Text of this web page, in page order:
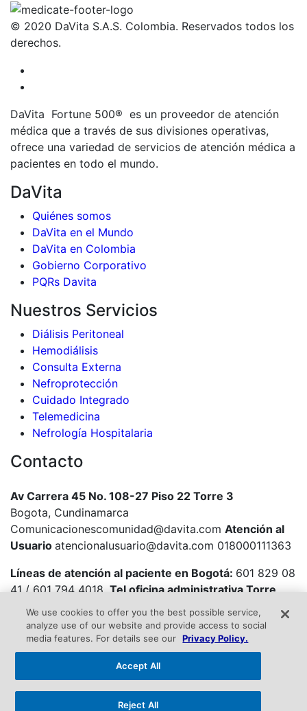
© 2020 DaVita S.A.S. Colombia. Reservados todos los
derechos.
DaVita Fortune 500® es un proveedor de atención
médica que a través de sus divisiones operativas,
ofrece una variedad de servicios de atención médica a
pacientes en todo el mundo.
DaVita
Quiénes somos
DaVita en el Mundo
DaVita en Colombia
Gobierno Corporativo
PQRs Davita
Nuestros Servicios
Diálisis Peritoneal
Hemodiálisis
Consulta Externa
Nefroprotección
Cuidado Integrado
Telemedicina
Nefrología Hospitalaria
Contacto
Av Carrera 45 No. 108-27 Piso 22 Torre 3
Bogota, Cundinamarca
Comunicacionescomunidad@davita.com Atención al
Usuario atencionalusuario@davita.com 018000111363
Líneas de atención al paciente en Bogotá: 601 829 08
41 / 601 794 4018.Tel oficina administrativa Torre
Krystal y sedes CCR en Bogotá:
601 668 42 22
Este sitio es para propósitos informativos únicamente,
y no reemplaza la asesoría médica de un profesional.
Por favor consulte con su médico si necesita
We use cookies to offer you the best possible service,
analyze use of our website and provide access to social
media features. For details see our Privacy Policy.
Reject All
Accept All